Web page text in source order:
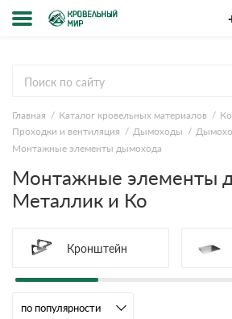
компании
и оплата
Главная Каталог кровельных материалов
Проходки и вентиляция
Дымоходы
Монтажные элементы дымохода
Монтажные элементы
Металлик и Ко
Кронштейн